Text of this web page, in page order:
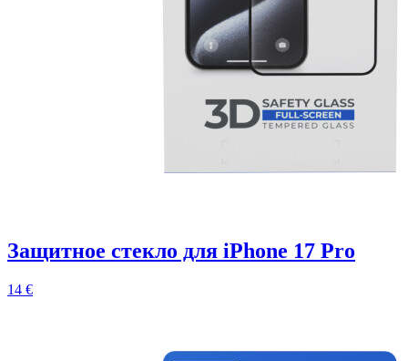
Защитное стекло для iPhone 17 Pro
14 €